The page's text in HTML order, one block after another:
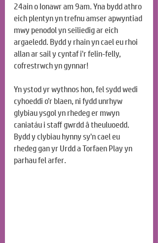
24ain o Ionawr am 9am. Yna bydd athro
eich plentyn yn trefnu amser apwyntiad
mwy penodol yn seiliedig ar eich
argaeledd. Bydd y rhain yn cael eu rhoi
allan ar sail y cyntaf i'r felin-felly,
cofrestrwch yn gynnar!
Yn ystod yr wythnos hon, fel sydd wedi
cyhoeddi o’r blaen, ni fydd unrhyw
glybiau ysgol yn rhedeg er mwyn
caniatáu i staff gwrdd â theuluoedd.
Bydd y clybiau hynny sy'n cael eu
rhedeg gan yr Urdd a Torfaen Play yn
parhau fel arfer.